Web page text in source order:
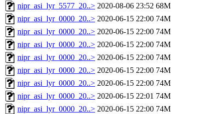
nipr_asi_lyr_5577_20..> 2020-08-06 23:52 68M
nipr_asi_lyr_0000_20..> 2020-06-15 22:00 74M
nipr_asi_lyr_0000_20..> 2020-06-15 22:00 74M
nipr_asi_lyr_0000_20..> 2020-06-15 22:00 74M
nipr_asi_lyr_0000_20..> 2020-06-15 22:00 74M
nipr_asi_lyr_0000_20..> 2020-06-15 22:00 74M
nipr_asi_lyr_0000_20..> 2020-06-15 22:00 74M
nipr_asi_lyr_0000_20..> 2020-06-15 22:01 74M
nipr_asi_lyr_0000_20..> 2020-06-15 22:00 74M